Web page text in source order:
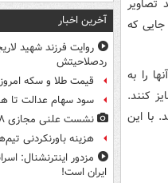
که
را به
کنند.
می‌دهند. با این
آخرین اخبار
روایت فرزند شهید
ردصلاحیتش
قیمت طلا و سکه امروز یکشنبه
سود سهام عدالت تا
نشست علنی مجازی ۱۸ مرداد ماه مجلس
هزینه باورنکردنی
مزدور اینترنشنال:
ایران است!